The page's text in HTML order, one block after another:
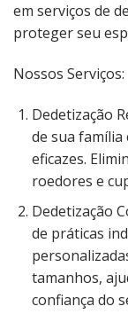
em serviços de
proteger seu
Nossos Serviços:
Dedetização
de sua família
eficazes.
roedores e
Dedetização
de práticas
tamanhos,
confiança do